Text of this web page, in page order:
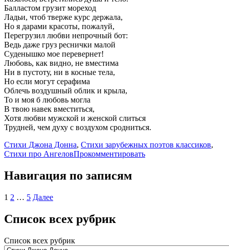
Балластом грузит мореход
Ладьи, чтоб тверже курс держала,
Но я дарами красоты, пожалуй,
Перегрузил любви непрочный бот:
Ведь даже груз реснички малой
Суденышко мое перевернет!
Любовь, как видно, не вместима
Ни в пустоту, ни в косные тела,
Но если могут серафима
Облечь воздушный облик и крыла,
То и моя б любовь могла
В твою навек вместиться,
Хотя любви мужской и женской слиться
Трудней, чем духу с воздухом сродниться.
Стихи Джона Донна, Стихи зарубежных поэтов классиков,
Стихи про АнгеловПрокомментировать
Навигация по записям
1 2 … 5 Далее
Список всех рубрик
Список всех рубрик